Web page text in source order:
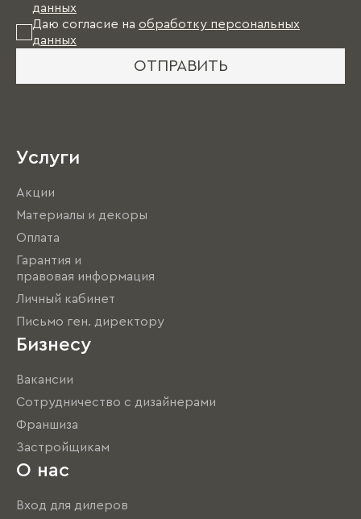
данных
Даю согласие на обработку персональных
данных
ОТПРАВИТЬ
Услуги
Акции
Материалы и декоры
Оплата
Гарантия и
правовая информация
Личный кабинет
Письмо ген. директору
Бизнесу
Вакансии
Сотрудничество с дизайнерами
Франшиза
Застройщикам
О нас
Вход для дилеров